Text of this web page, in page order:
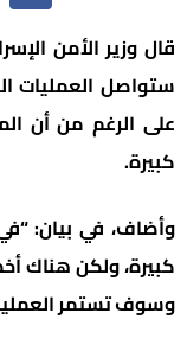
قال وزير الأمن
ستواصل العمليات
على الرغم من أن
كبيرة.
وأضاف، في بيان:
كبيرة، ولكن هناك
وسوف تستمر